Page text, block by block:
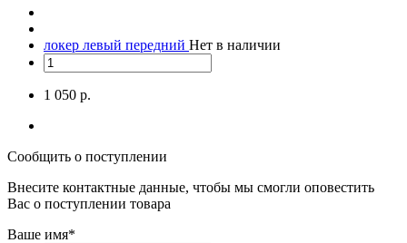
локер левый передний Нет в наличии
1 050 р.
Сообщить о поступлении
Внесите контактные данные, чтобы мы смогли оповестить
Вас о поступлении товара
Ваше имя*